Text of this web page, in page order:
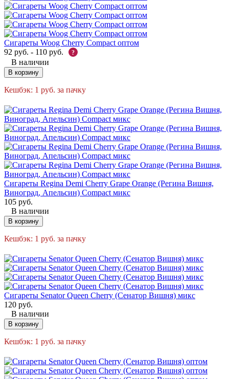
Сигареты Woog Cherry Compact оптом
92 руб. - 110 руб. ?
В наличии
В корзину
Кешбэк: 1 руб. за пачку
Сигареты Regina Demi Cherry Grape Orange (Регина Вишня,
Виноград, Апельсин) Compact микс
105 руб.
В наличии
В корзину
Кешбэк: 1 руб. за пачку
Сигареты Senator Queen Cherry (Сенатор Вишня) микс
120 руб.
В наличии
В корзину
Кешбэк: 1 руб. за пачку